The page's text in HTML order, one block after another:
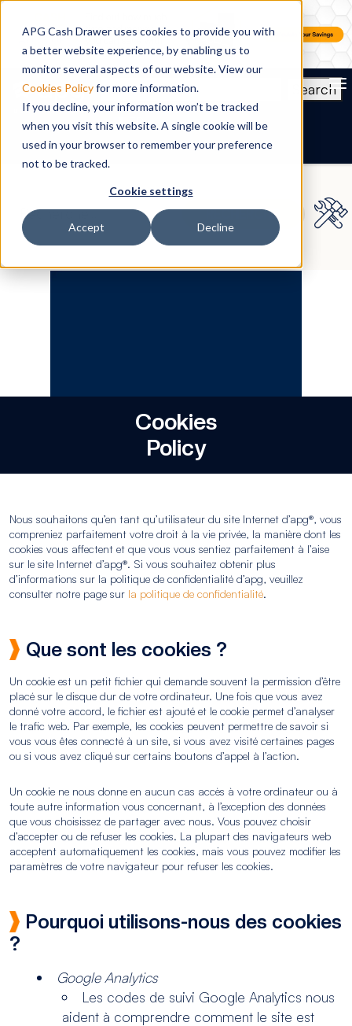
APG Cash Drawer uses cookies to provide you with
a better website experience, by enabling us to
monitor several aspects of our website. View our
Cookies Policyfor more information.
If you decline, your information won’t be tracked
when you visit this website. A single cookie will be
used in your browser to remember your preference
not to be tracked.
Cookie settings
Accept Decline
Search
FR
Cookies
Policy
Nous souhaitons qu’en tant qu’utilisateur du site Internet d’apg®, vous
compreniez parfaitement votre droit à la vie privée, la manière dont les
cookies vous affectent et que vous vous sentiez parfaitement à l’aise
sur le site Internet d’apg®. Si vous souhaitez obtenir plus
d’informations sur la politique de confidentialité d’apg, veuillez
consulter notre page sur la politique de confidentialité.
Que sont les cookies ?
Un cookie est un petit fichier qui demande souvent la permission d’être
placé sur le disque dur de votre ordinateur. Une fois que vous avez
donné votre accord, le fichier est ajouté et le cookie permet d’analyser
le trafic web. Par exemple, les cookies peuvent permettre de savoir si
vous vous êtes connecté à un site, si vous avez visité certaines pages
ou si vous avez cliqué sur certains boutons d’appel à l’action.
Un cookie ne nous donne en aucun cas accès à votre ordinateur ou à
toute autre information vous concernant, à l’exception des données
que vous choisissez de partager avec nous. Vous pouvez choisir
d’accepter ou de refuser les cookies. La plupart des navigateurs web
acceptent automatiquement les cookies, mais vous pouvez modifier les
paramètres de votre navigateur pour refuser les cookies.
Pourquoi utilisons-nous des cookies
?
Google Analytics
Les codes de suivi Google Analytics nous
aident à comprendre comment le site est